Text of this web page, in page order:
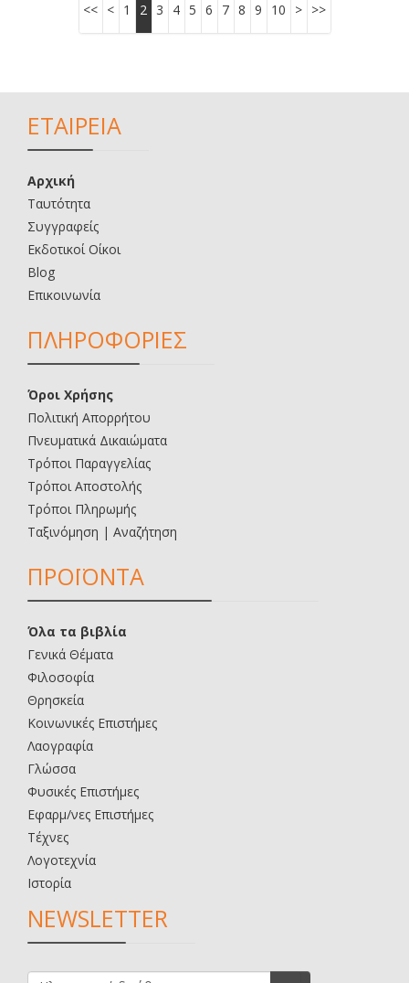
<< < 1 2 3 4 5 6 7 8 9 10 > >>
ΕΤΑΙΡΕΙΑ
Αρχική
Ταυτότητα
Συγγραφείς
Εκδοτικοί Οίκοι
Blog
Επικοινωνία
ΠΛΗΡΟΦΟΡΙΕΣ
Όροι Χρήσης
Πολιτική Απορρήτου
Πνευματικά Δικαιώματα
Τρόποι Παραγγελίας
Τρόποι Αποστολής
Τρόποι Πληρωμής
Ταξινόμηση | Αναζήτηση
ΠΡΟΪΟΝΤΑ
Όλα τα βιβλία
Γενικά Θέματα
Φιλοσοφία
Θρησκεία
Κοινωνικές Επιστήμες
Λαογραφία
Γλώσσα
Φυσικές Επιστήμες
Εφαρμ/νες Επιστήμες
Τέχνες
Λογοτεχνία
Ιστορία
NEWSLETTER